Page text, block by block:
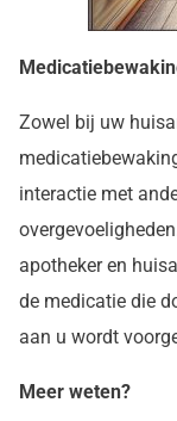
Zowel bij uw
interactie met
apotheker en
de medicatie die
aan u wordt
Meer weten?